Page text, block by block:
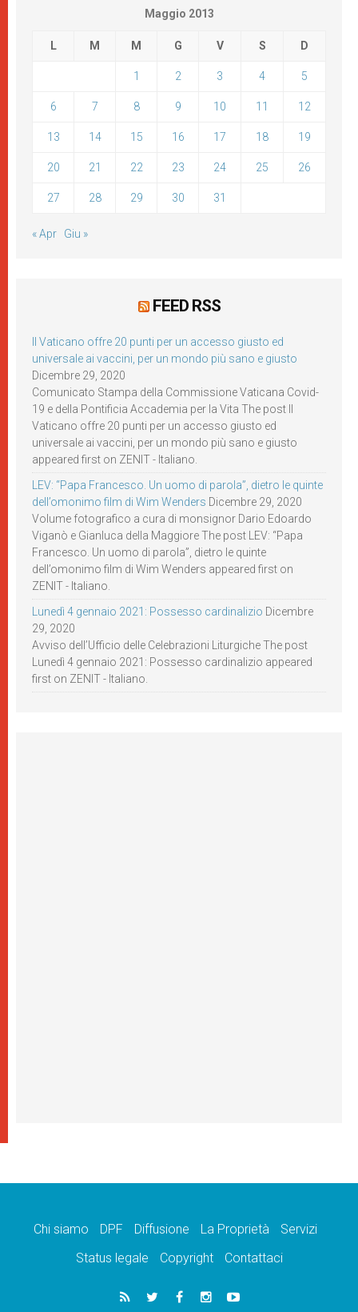
Maggio 2013
L M M G V S D
1 2 3 4 5
6 7 8 9 10 11 12
13 14 15 16 17 18 19
20 21 22 23 24 25 26
27 28 29 30 31
« Apr Giu »
FEED RSS
Il Vaticano offre 20 punti per un accesso giusto ed
universale ai vaccini, per un mondo più sano e giusto
Dicembre 29, 2020
Comunicato Stampa della Commissione Vaticana Covid-
19 e della Pontificia Accademia per la Vita The post Il
Vaticano offre 20 punti per un accesso giusto ed
universale ai vaccini, per un mondo più sano e giusto
appeared first on ZENIT - Italiano.
LEV: “Papa Francesco. Un uomo di parola”, dietro le quinte
dell’omonimo film di Wim Wenders Dicembre 29, 2020
Volume fotografico a cura di monsignor Dario Edoardo
Viganò e Gianluca della Maggiore The post LEV: “Papa
Francesco. Un uomo di parola”, dietro le quinte
dell’omonimo film di Wim Wenders appeared first on
ZENIT - Italiano.
Lunedì 4 gennaio 2021: Possesso cardinalizio Dicembre
29, 2020
Avviso dell’Ufficio delle Celebrazioni Liturgiche The post
Lunedì 4 gennaio 2021: Possesso cardinalizio appeared
first on ZENIT - Italiano.
Chi siamo DPF Diffusione La Proprietà
Servizi
Status legale
Copyright Contattaci